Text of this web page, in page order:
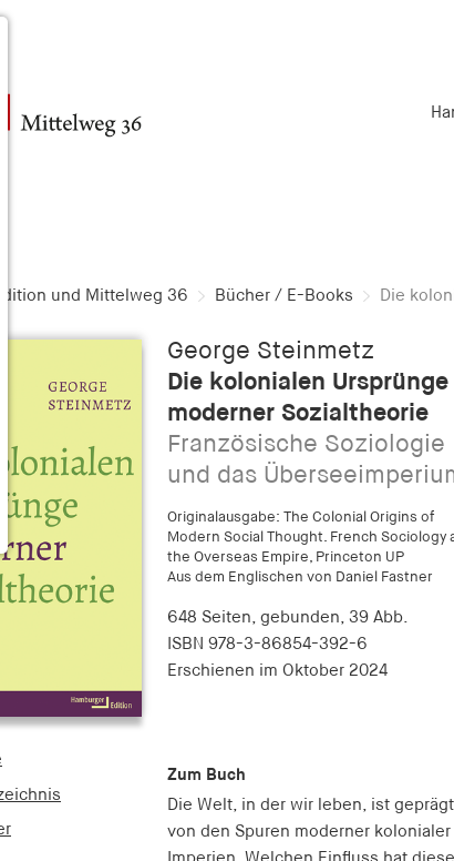
und Mittelweg 36 Bücher / E-Books Die
George Steinmetz
Die kolonialen Ursprünge
moderner Sozialtheorie
Französische Soziologie
und das
Originalausgabe: The Colonial Origins of
Modern Social Thought. French Sociology
the Overseas Empire, Princeton UP
Aus dem Englischen von Daniel Fastner
648 Seiten, gebunden, 39 Abb.
ISBN 978-3-86854-392-6
Erschienen im Oktober 2024
Zum Buch
Die Welt, in der wir leben, ist geprägt
von den Spuren moderner kolonialer